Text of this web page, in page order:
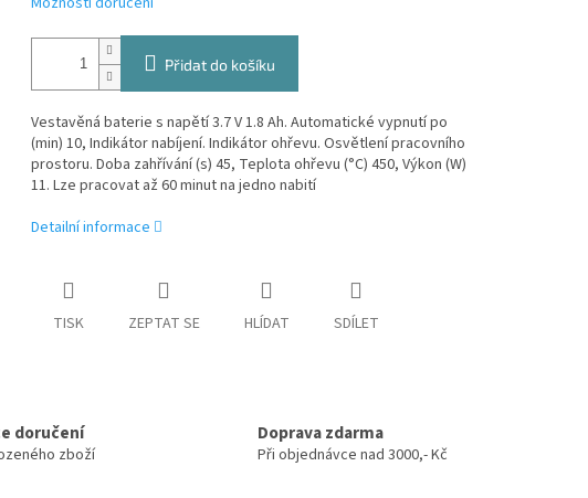
Přidat do košíku
Vestavěná baterie s napětí 3.7 V 1.8 Ah. Automatické vypnutí po
(min) 10, Indikátor nabíjení. Indikátor ohřevu. Osvětlení pracovního
prostoru. Doba zahřívání (s) 45, Teplota ohřevu (°C) 450, Výkon (W)
11. Lze pracovat až 60 minut na jedno nabití
Detailní informace
TISK ZEPTAT SE HLÍDAT SDÍLET
doručení
zboží
Doprava zdarma
Při objednávce nad 3000,- Kč